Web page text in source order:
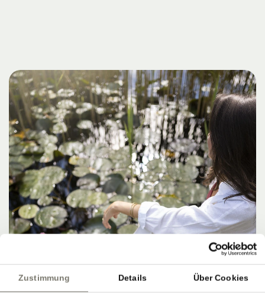
Zustimmung Details Über Cookies